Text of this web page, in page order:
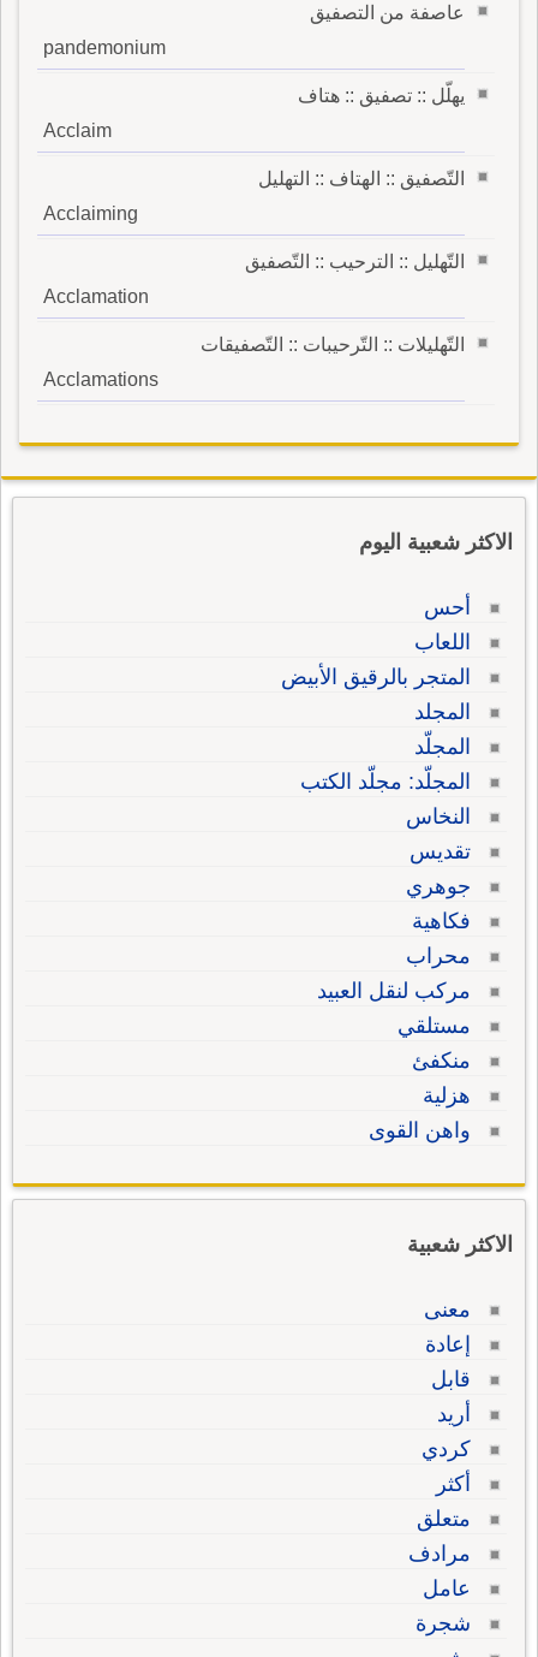
عاصفة من التصفيق
pandemonium
يهلّل :: تصفيق :: هتاف
Acclaim
التّصفيق :: الهتاف :: التهليل
Acclaiming
التّهليل :: الترحيب :: التّصفيق
Acclamation
التّهليلات :: التّرحيبات :: التّصفيقات
Acclamations
الاكثر شعبية اليوم
أحس
اللعاب
المتجر بالرقيق الأبيض
المجلد
المجلّد
المجلّد: مجلّد الكتب
النخاس
تقديس
جوهري
فكاهية
محراب
مركب لنقل العبيد
مستلقي
منكفئ
هزلية
واهن القوى
الاكثر شعبية
معنى
إعادة
قابل
أريد
كردي
أكثر
متعلق
مرادف
عامل
شجرة